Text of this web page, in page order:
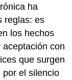
ha
reglas: es
los hechos
con
que surgen
por el silencio